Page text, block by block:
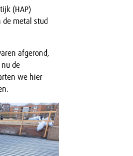
(HAP)
de metal stud
afgerond,
de
we hier